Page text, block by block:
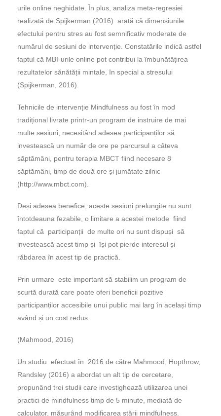
urile online neghidate. În plus, analiza meta-regresiei
realizată de Spijkerman (2016) arată că dimensiunile
efectului pentru stres au fost semnificativ moderate de
numărul de sesiuni de intervenție. Constatările indică astfel
faptul că MBI-urile online pot contribui la îmbunătățirea
rezultatelor sănătății mintale, în special a stresului
(Spijkerman, 2016).
Tehnicile de intervenție Mindfulness au fost în mod
tradițional livrate printr-un program de instruire de mai
multe sesiuni, necesitând adesea participanților să
investească un număr de ore pe parcursul a câteva
săptămâni, pentru terapia MBCT fiind necesare 8
săptămâni, timp de două ore și jumătate zilnic
(http://www.mbct.com).
Deși adesea benefice, aceste sesiuni prelungite nu sunt
întotdeauna fezabile, o limitare a acestei metode fiind
faptul că participanții de multe ori nu sunt dispuși să
investească acest timp și își pot pierde interesul și
răbdarea în acest tip de practică.
Prin urmare este important să stabilim un program de
scurtă durată care poate oferi beneficii pozitive
participanților accesibile unui public mai larg în același timp
având și un cost redus.
(Mahmood, 2016)
Un studiu efectuat în 2016 de către Mahmood, Hopthrow,
Randsley (2016) a abordat un alt tip de cercetare,
propunând trei studii care investighează utilizarea unei
practici de mindfulness timp de 5 minute, mediată de
calculator, măsurând modificarea stării mindfulness.